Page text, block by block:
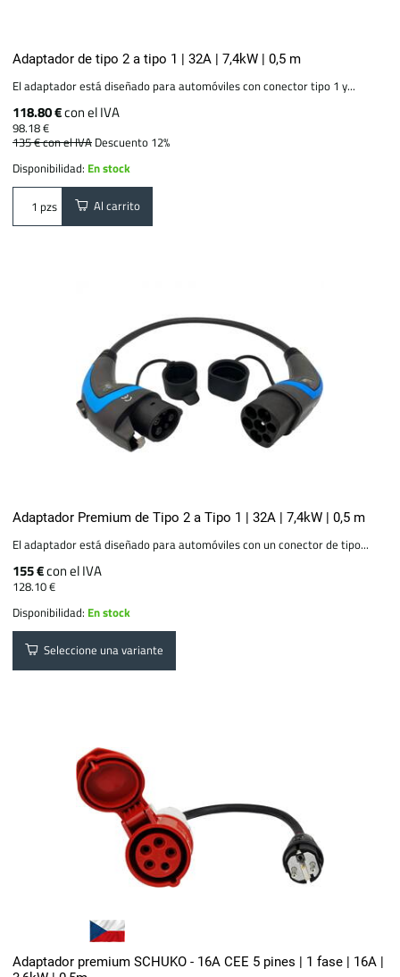
Adaptador de tipo 2 a tipo 1 | 32A | 7,4kW | 0,5 m
El adaptador está diseñado para automóviles con conector tipo 1 y...
118.80 €con el IVA
98.18 €
135 €con el IVA Descuento 12%
Disponibilidad: En stock
pzs Al carrito
Adaptador Premium de Tipo 2 a Tipo 1 | 32A | 7,4kW | 0,5 m
El adaptador está diseñado para automóviles con un conector de tipo...
155 €con el IVA
128.10 €
Disponibilidad: En stock
Seleccione una variante
Adaptador premium SCHUKO - 16A CEE 5 pines | 1 fase | 16A |